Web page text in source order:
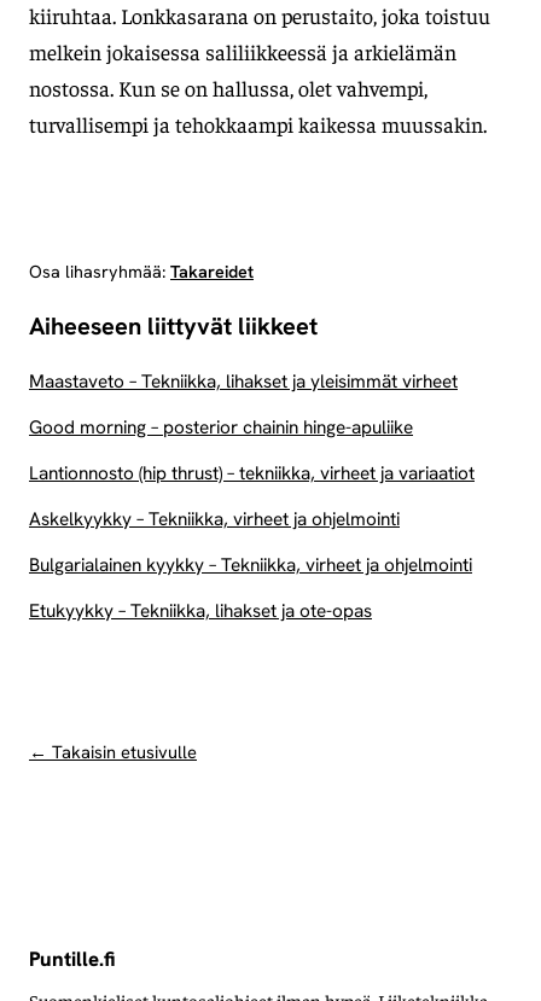
kiiruhtaa. Lonkkasarana on perustaito, joka toistuu
melkein jokaisessa saliliikkeessä ja arkielämän
nostossa. Kun se on hallussa, olet vahvempi,
turvallisempi ja tehokkaampi kaikessa muussakin.
Osa lihasryhmää: Takareidet
Aiheeseen liittyvät liikkeet
Maastaveto – Tekniikka, lihakset ja yleisimmät virheet
Good morning – posterior chainin hinge-apuliike
Lantionnosto (hip thrust) – tekniikka, virheet ja variaatiot
Askelkyykky – Tekniikka, virheet ja ohjelmointi
Bulgarialainen kyykky – Tekniikka, virheet ja ohjelmointi
Etukyykky – Tekniikka, lihakset ja ote-opas
← Takaisin etusivulle
Puntille.fi